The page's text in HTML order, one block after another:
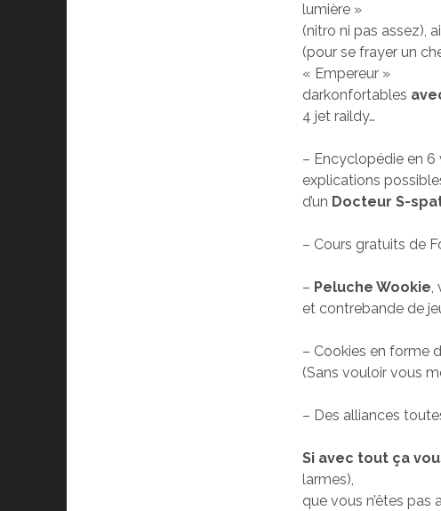
lumière »
(nitro ni pas assez),
(pour se frayer un
« Empereur »
darkonfortables
4 jet raildy…
– Encyclopédie en
explications
d’un Docteur S-
– Cours gratuits de
– Peluche Wookie,
et contrebande de
– Cookies en forme
(Sans vouloir vous
– Des alliances
Si avec tout ça
larmes),
que vous n’êtes